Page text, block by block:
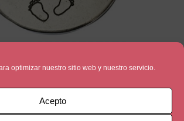
optimizar nuestro sitio web y nuestro servicio.
Acepto
5,00€